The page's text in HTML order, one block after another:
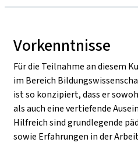
Vorkenntnisse
Für die Teilnahme an diesem
im Bereich
ist so konzipiert, dass er
als auch eine vertiefende
Hilfreich sind grundlegende
sowie Erfahrungen in der